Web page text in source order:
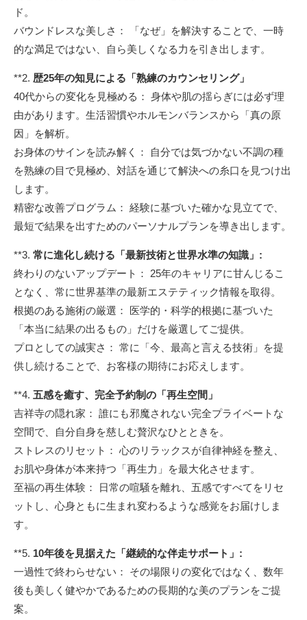
ド。
バウンドレスな美しさ： 「なぜ」を解決することで、一時
的な満足ではない、自ら美しくなる力を引き出します。
**2. 歴25年の知見による「熟練のカウンセリング」
40代からの変化を見極める： 身体や肌の揺らぎには必ず理
由があります。生活習慣やホルモンバランスから「真の原
因」を解析。
お身体のサインを読み解く： 自分では気づかない不調の種
を熟練の目で見極め、対話を通じて解決への糸口を見つけ出
します。
精密な改善プログラム： 経験に基づいた確かな見立てで、
最短で結果を出すためのパーソナルプランを導き出します。
**3. 常に進化し続ける「最新技術と世界水準の知識」:
終わりのないアップデート： 25年のキャリアに甘んじるこ
となく、常に世界基準の最新エステティック情報を取得。
根拠のある施術の厳選： 医学的・科学的根拠に基づいた
「本当に結果の出るもの」だけを厳選してご提供。
プロとしての誠実さ： 常に「今、最高と言える技術」を提
供し続けることで、お客様の期待にお応えします。
**4. 五感を癒す、完全予約制の「再生空間」
吉祥寺の隠れ家： 誰にも邪魔されない完全プライベートな
空間で、自分自身を慈しむ贅沢なひとときを。
ストレスのリセット： 心のリラックスが自律神経を整え、
お肌や身体が本来持つ「再生力」を最大化させます。
至福の再生体験： 日常の喧騒を離れ、五感ですべてをリセ
ットし、心身ともに生まれ変わるような感覚をお届けしま
す。
**5. 10年後を見据えた「継続的な伴走サポート」:
一過性で終わらせない： その場限りの変化ではなく、数年
後も美しく健やかであるための長期的な美のプランをご提
案。